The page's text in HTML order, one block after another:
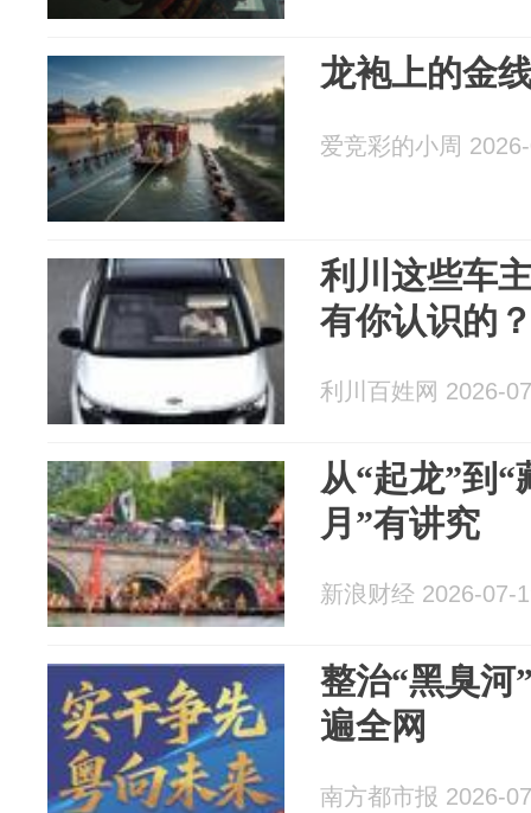
龙袍上的金
爱竞彩的小周
利川这些车
有你认识的
利川百姓网 2026-
从“起龙”到“
月”有讲究
新浪财经 2026-07-
整治“黑臭河
遍全网
南方都市报 2026-